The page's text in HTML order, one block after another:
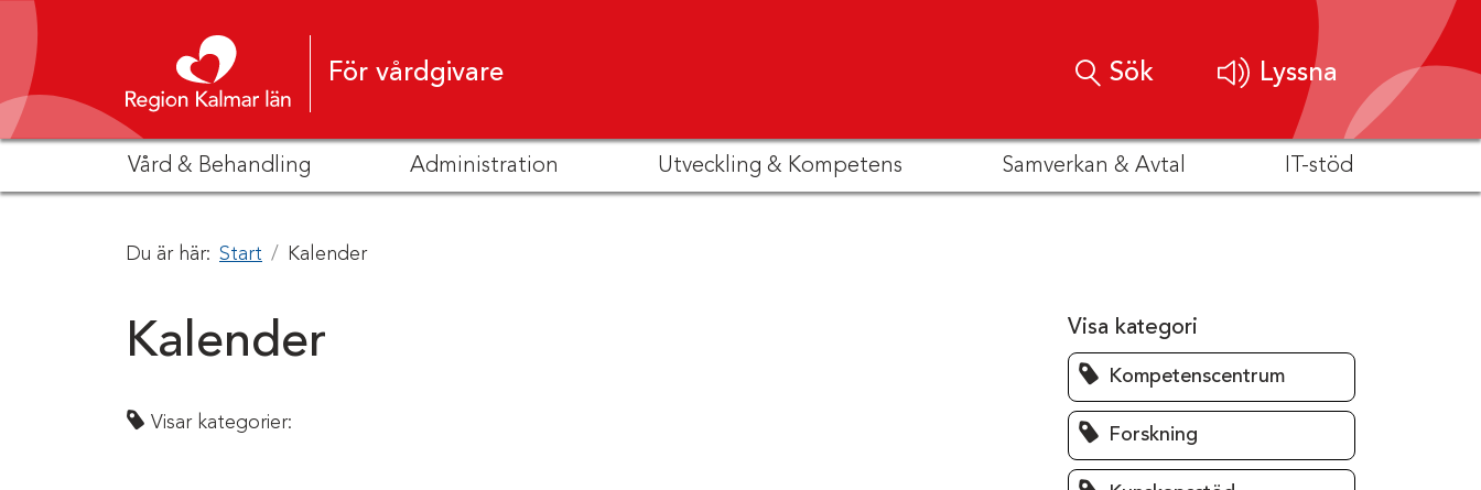
Hoppa till innehåll
För vårdgivare Sök Lyssna
Vård & Behandling Administration Utveckling & Kompetens Samverkan & Avtal IT-stöd
Du är här: Start Kalender
Kalender
Visar kategorier:
Visa kategori
Kompetenscentrum
Forskning